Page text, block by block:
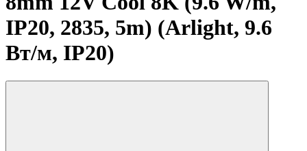
IP20, 2835, 5m) (Arlight, 9.6
Вт/м, IP20)